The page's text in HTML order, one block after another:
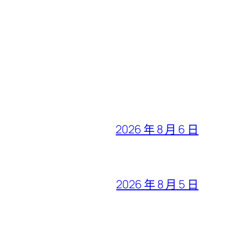
2026 年 8 月 6 日
2026 年 8 月 5 日